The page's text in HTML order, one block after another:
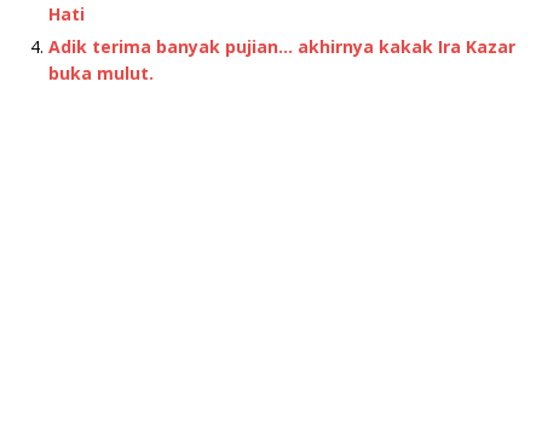
Hati
Adik terima banyak pujian… akhirnya kakak Ira Kazar
buka mulut.